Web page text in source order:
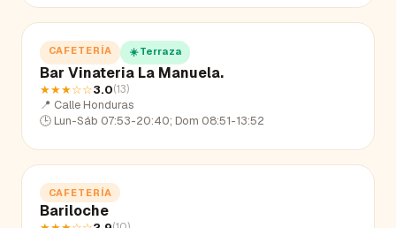
CAFETERÍA ☀️ Terraza
Bar Vinateria La Manuela.
★★★☆☆3.0(13)
📍 Calle Honduras
🕒 Lun-Sáb 07:53-20:40; Dom 08:51-13:52
CAFETERÍA
Bariloche